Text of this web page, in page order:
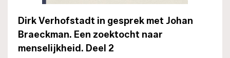
Dirk Verhofstadt in gesprek met Johan
Braeckman. Een zoektocht naar
menselijkheid. Deel 2